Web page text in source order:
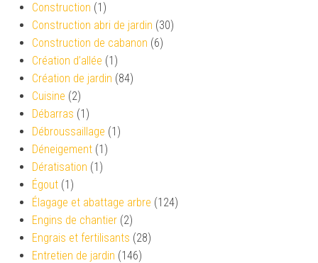
Construction (1)
Construction abri de jardin (30)
Construction de cabanon (6)
Création d’allée (1)
Création de jardin (84)
Cuisine (2)
Débarras (1)
Débroussaillage (1)
Déneigement (1)
Dératisation (1)
Égout (1)
Élagage et abattage arbre (124)
Engins de chantier (2)
Engrais et fertilisants (28)
Entretien de jardin (146)